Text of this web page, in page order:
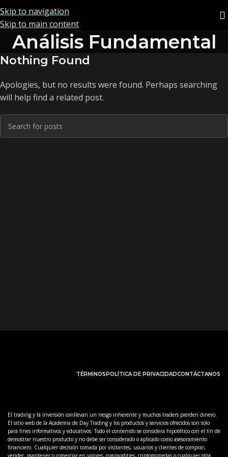
Skip to navigation
Skip to main content
Análisis Fundamental
Nothing Found
Apologies, but no results were found. Perhaps searching
will help find a related post.
TÉRMINOSPOLÍTICA DE PRIVACIDADCONTÁCTANOS
El trading y la inversión conllevan un riesgo inherente y muchos traders pierden dinero.
El sitio web de la Academia de Day Trading y los productos y servicios ofrecidos son solo
para fines informativos y educativos. Todo el contenido se considera hipotético con el fin de
demostrar nuestro producto y no debe ser considerado o aplicado como asesoramiento
financiero. Cualquier decisión tomada por visitantes, usuarios y clientes de comprar,
vender, mantener o comerciar en valores, commodities, criptomonedas o cualquier otra